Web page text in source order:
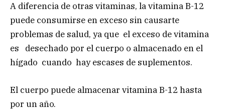
A diferencia de otras vitaminas, la vitamina B-12
puede consumirse en exceso sin causarte
problemas de salud, ya que el exceso de vitamina
es desechado por el cuerpo o almacenado en el
hígado cuando hay escases de suplementos.
El cuerpo puede almacenar vitamina B-12 hasta
por un año.